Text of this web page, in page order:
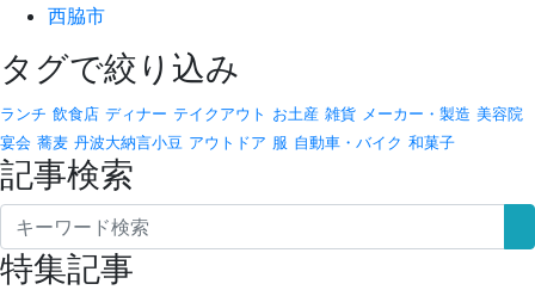
西脇市
タグで絞り込み
ランチ 飲食店 ディナー テイクアウト お土産 雑貨 メーカー・製造 美容院
宴会 蕎麦 丹波大納言小豆 アウトドア 服 自動車・バイク 和菓子
記事検索
特集記事